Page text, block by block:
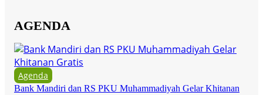
AGENDA
Agenda
Bank Mandiri dan RS PKU Muhammadiyah Gelar Khitanan